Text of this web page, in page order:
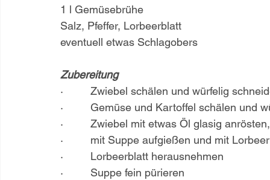
1 l Gemüsebrühe
Salz, Pfeffer, Lorbeerblatt
eventuell etwas Schlagobers
Zubereitung
·         Zwiebel schälen und würfelig
·         Gemüse und Kartoffel schälen und
·         Zwiebel mit etwas Öl glasig
·         mit Suppe aufgießen und mit
·         Lorbeerblatt herausnehmen
·         Suppe fein pürieren